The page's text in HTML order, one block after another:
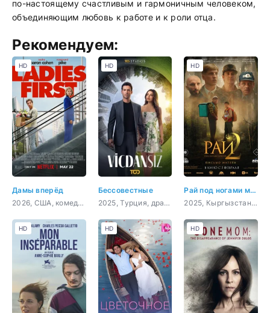
по-настоящему счастливым и гармоничным человеком,
объединяющим любовь к работе и к роли отца.
Рекомендуем:
Дамы вперёд
2026, США, комедия
HD
Бессовестные
2025, Турция, драма
HD
Рай под ногами матерей 2: Письмо матери
2025, Кыргызстан, драма, приключения
HD
HD HD HD